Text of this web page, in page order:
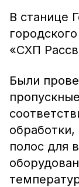
В станице
«СХП
Были
полос для